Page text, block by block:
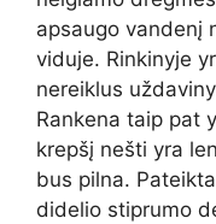
apsaugo vandenį
viduje. Rinkinyje
nereiklus
Rankena taip pat
krepšį nešti yra
bus pilna.
didelio stiprumo